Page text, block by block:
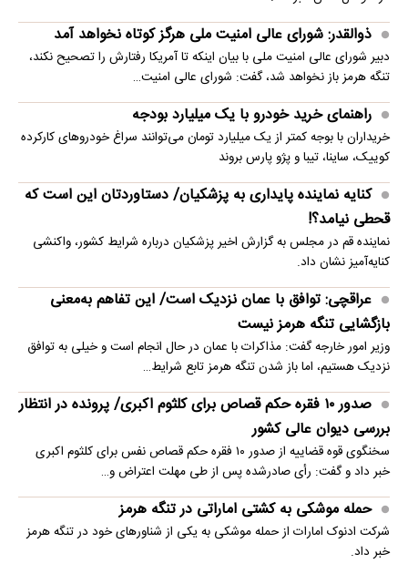
ذوالقدر: شورای عالی امنیت ملی هرگز کوتاه نخواهد آمد
دبیر شورای عالی امنیت ملی با بیان اینکه تا آمریکا رفتارش را تصحیح نکند،
تنگه هرمز باز نخواهد شد، گفت: شورای عالی امنیت…
راهنمای خرید خودرو با یک میلیارد بودجه
خریداران با بوجه کمتر از یک میلیارد تومان می‌توانند سراغ خودروهای کارکرده
کوییک، ساینا، تیبا و پژو پارس بروند
کنایه نماینده پایداری به پزشکیان/ دستاوردتان این است که
قحطی نیامد؟!
نماینده قم در مجلس به گزارش اخیر پزشکیان درباره شرایط کشور، واکنشی
کنایه‌آمیز نشان داد.
عراقچی: توافق با عمان نزدیک است/ این تفاهم به‌معنی
بازگشایی تنگه هرمز نیست
وزیر امور خارجه گفت: مذاکرات با عمان در حال انجام است و خیلی به توافق
نزدیک هستیم، اما باز شدن تنگه هرمز تابع شرایط…
صدور ۱۰ فقره حکم قصاص برای کلثوم اکبری/ پرونده در انتظار
بررسی دیوان عالی کشور
سخنگوی قوه قضاییه از صدور ۱۰ فقره حکم قصاص نفس برای کلثوم اکبری
خبر داد و گفت: رأی صادرشده پس از طی مهلت اعتراض و…
حمله موشکی به کشتی اماراتی در تنگه هرمز
شرکت ادنوک امارات از حمله موشکی به یکی از شناورهای خود در تنگه هرمز
خبر داد.